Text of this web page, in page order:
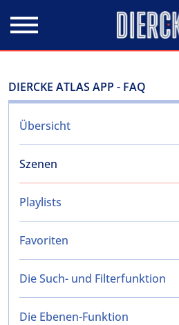
DIERCKE ATLAS APP - FAQ
Übersicht
Szenen
Playlists
Favoriten
Die Such- und Filterfunktion
Die Ebenen-Funktion